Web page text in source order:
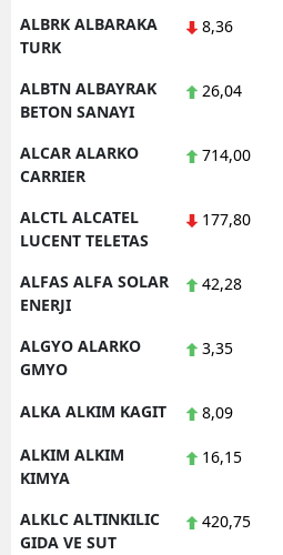
ALBRK ALBARAKA
TURK
8,36
ALBTN ALBAYRAK
BETON SANAYI
26,04
ALCAR ALARKO
CARRIER
714,00
ALCTL ALCATEL
LUCENT TELETAS
177,80
ALFAS ALFA SOLAR
ENERJI
42,28
ALGYO ALARKO
GMYO
3,35
ALKA ALKIM KAGIT 8,09
ALKIM ALKIM
KIMYA
16,15
ALKLC ALTINKILIC
GIDA VE SUT
420,75